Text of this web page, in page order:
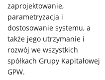
Kontakt
zaprojektowanie,
parametryzacja i
dostosowanie systemu, a
także jego utrzymanie i
rozwój we wszystkich
spółkach Grupy Kapitałowej
GPW.